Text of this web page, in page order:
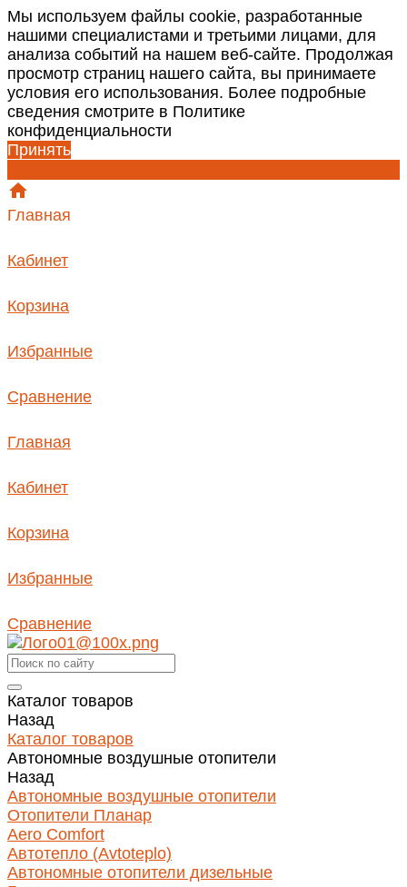
Мы используем файлы cookie, разработанные
нашими специалистами и третьими лицами, для
анализа событий на нашем веб-сайте. Продолжая
просмотр страниц нашего сайта, вы принимаете
условия его использования. Более подробные
сведения смотрите в Политике
конфиденциальности
Принять
Главная
Кабинет
Корзина
Избранные
Сравнение
Главная
Кабинет
Корзина
Избранные
Сравнение
Каталог товаров
Назад
Каталог товаров
Автономные воздушные отопители
Назад
Автономные воздушные отопители
Отопители Планар
Aero Comfort
Автотепло (Avtoteplo)
Автономные отопители дизельные